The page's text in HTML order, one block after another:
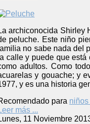
archiconocida Shirley
peluche. Este niño
no sabe nada del
la calle y puede que
adultos. Como
y gouache; y
y es una historia
para
más ...
11 Noviembre